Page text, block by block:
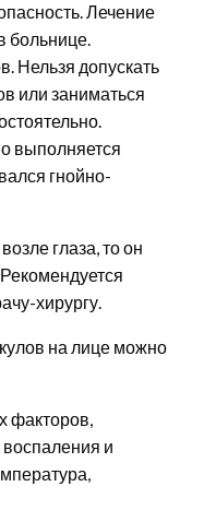
Лечение
больнице.
Нельзя допускать
или заниматься
выполняется
гнойно-
глаза, то он
хирургу.
на лице можно
факторов,
и